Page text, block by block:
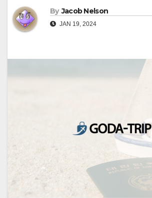
By Jacob Nelson
JAN 19, 2024